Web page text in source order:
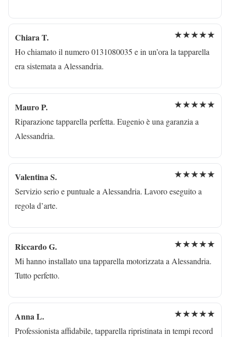
Chiara T. ★★★★★
Ho chiamato il numero 0131080035 e in un’ora la tapparella
era sistemata a Alessandria.
Mauro P. ★★★★★
Riparazione tapparella perfetta. Eugenio è una garanzia a
Alessandria.
Valentina S. ★★★★★
Servizio serio e puntuale a Alessandria. Lavoro eseguito a
regola d’arte.
Riccardo G. ★★★★★
Mi hanno installato una tapparella motorizzata a Alessandria.
Tutto perfetto.
Anna L. ★★★★★
Professionista affidabile, tapparella ripristinata in tempi record